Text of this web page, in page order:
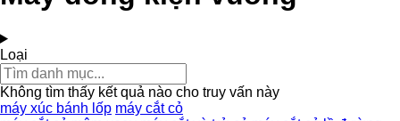
Loại
Không tìm thấy kết quả nào cho truy vấn này
máy xúc bánh lốp máy cắt cỏ